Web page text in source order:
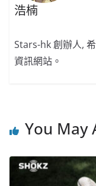
浩楠
Stars-hk 創辦人,
資訊網站。
You May